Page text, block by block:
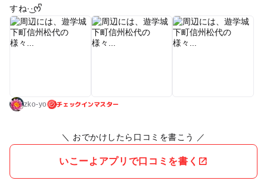
すね·͜·ᰔᩚ
zko-yo チェックインマスター
＼ おでかけしたら口コミを書こう ／
いこーよアプリで口コミを書く